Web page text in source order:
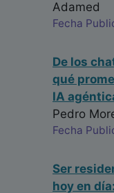
Adamed
Fecha
De los
qué
IA
Pedro
Fecha
Ser
hoy en